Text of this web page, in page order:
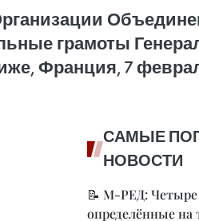
грамоты
Франция, 7
САМЫЕ
НОВОСТИ
📝 М-РЕД: Четыре
определённые